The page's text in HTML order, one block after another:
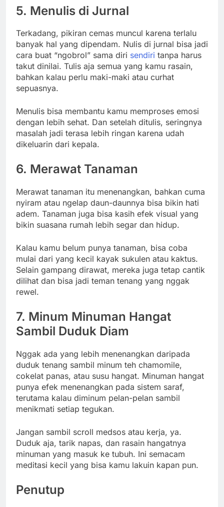
5. Menulis di Jurnal
Terkadang, pikiran cemas muncul karena terlalu
banyak hal yang dipendam. Nulis di jurnal bisa jadi
cara buat “ngobrol” sama diri sendiri tanpa harus
takut dinilai. Tulis aja semua yang kamu rasain,
bahkan kalau perlu maki-maki atau curhat
sepuasnya.
Menulis bisa membantu kamu memproses emosi
dengan lebih sehat. Dan setelah ditulis, seringnya
masalah jadi terasa lebih ringan karena udah
dikeluarin dari kepala.
6. Merawat Tanaman
Merawat tanaman itu menenangkan, bahkan cuma
nyiram atau ngelap daun-daunnya bisa bikin hati
adem. Tanaman juga bisa kasih efek visual yang
bikin suasana rumah lebih segar dan hidup.
Kalau kamu belum punya tanaman, bisa coba
mulai dari yang kecil kayak sukulen atau kaktus.
Selain gampang dirawat, mereka juga tetap cantik
dilihat dan bisa jadi teman tenang yang nggak
rewel.
7. Minum Minuman Hangat
Sambil Duduk Diam
Nggak ada yang lebih menenangkan daripada
duduk tenang sambil minum teh chamomile,
cokelat panas, atau susu hangat. Minuman hangat
punya efek menenangkan pada sistem saraf,
terutama kalau diminum pelan-pelan sambil
menikmati setiap tegukan.
Jangan sambil scroll medsos atau kerja, ya.
Duduk aja, tarik napas, dan rasain hangatnya
minuman yang masuk ke tubuh. Ini semacam
meditasi kecil yang bisa kamu lakuin kapan pun.
Penutup